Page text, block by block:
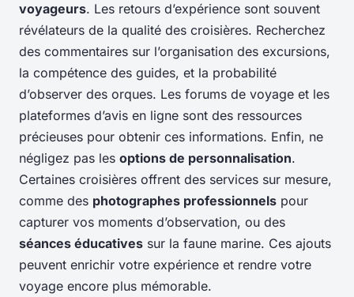
voyageurs. Les retours d’expérience sont souvent
révélateurs de la qualité des croisières. Recherchez
des commentaires sur l’organisation des excursions,
la compétence des guides, et la probabilité
d’observer des orques. Les forums de voyage et les
plateformes d’avis en ligne sont des ressources
précieuses pour obtenir ces informations. Enfin, ne
négligez pas les options de personnalisation.
Certaines croisières offrent des services sur mesure,
comme des photographes professionnels pour
capturer vos moments d’observation, ou des
séances éducatives sur la faune marine. Ces ajouts
peuvent enrichir votre expérience et rendre votre
voyage encore plus mémorable.